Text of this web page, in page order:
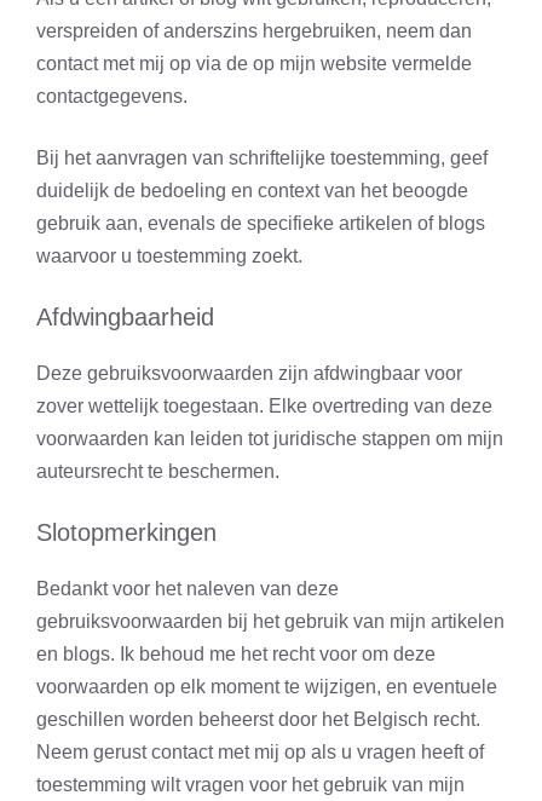
verspreiden of anderszins hergebruiken, neem dan
contact met mij op via de op mijn website vermelde
contactgegevens.
Bij het aanvragen van schriftelijke toestemming, geef
duidelijk de bedoeling en context van het beoogde
gebruik aan, evenals de specifieke artikelen of blogs
waarvoor u toestemming zoekt.
Afdwingbaarheid
Deze gebruiksvoorwaarden zijn afdwingbaar voor
zover wettelijk toegestaan. Elke overtreding van deze
voorwaarden kan leiden tot juridische stappen om mijn
auteursrecht te beschermen.
Slotopmerkingen
Bedankt voor het naleven van deze
gebruiksvoorwaarden bij het gebruik van mijn artikelen
en blogs. Ik behoud me het recht voor om deze
voorwaarden op elk moment te wijzigen, en eventuele
geschillen worden beheerst door het Belgisch recht.
Neem gerust contact met mij op als u vragen heeft of
toestemming wilt vragen voor het gebruik van mijn